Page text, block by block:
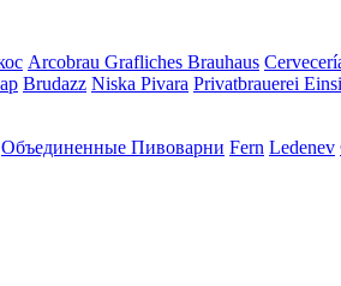
Arcobrau Grafliches Brauhaus
Brudazz Niska Pivara Privatbrauerei
Объединенные Пивоварни Fern Ledenev